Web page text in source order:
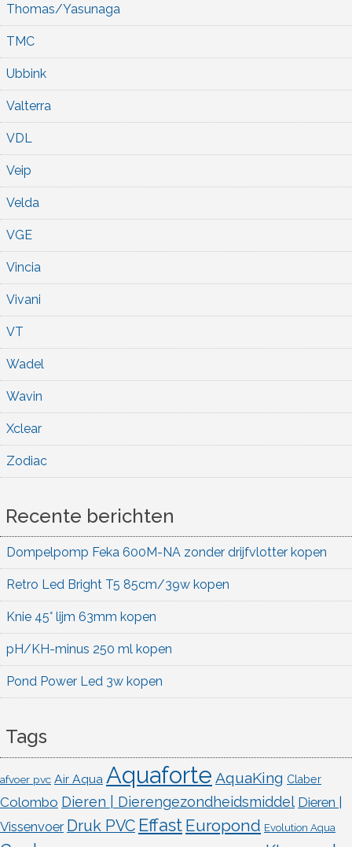
Thomas/Yasunaga
TMC
Ubbink
Valterra
VDL
Veip
Velda
VGE
Vincia
Vivani
VT
Wadel
Wavin
Xclear
Zodiac
Recente berichten
Dompelpomp Feka 600M-NA zonder drijfvlotter kopen
Retro Led Bright T5 85cm/39w kopen
Knie 45° lijm 63mm kopen
pH/KH-minus 250 ml kopen
Pond Power Led 3w kopen
Tags
afvoer pvc Air Aqua Aquaforte AquaKing Claber
Colombo Dieren | Dierengezondheidsmiddel Dieren |
Vissenvoer Druk PVC Effast Europond Evolution Aqua